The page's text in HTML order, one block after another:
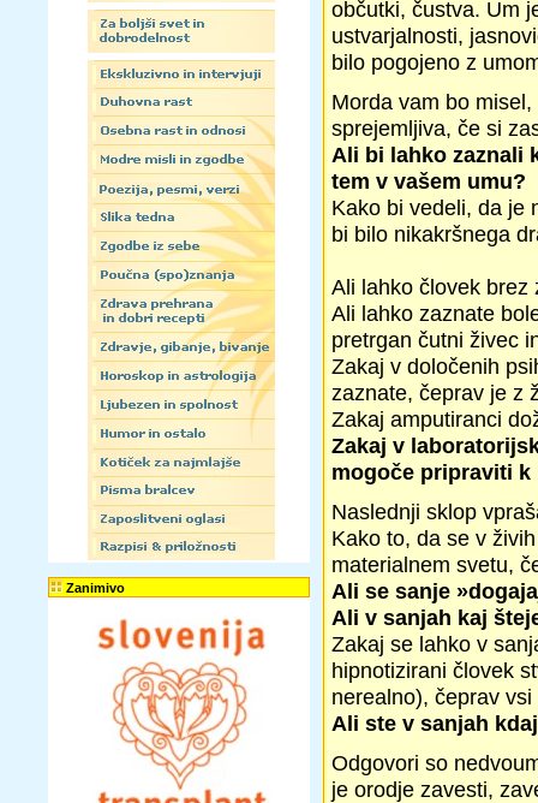
Zanimivo
občutki, čustva. Um
ustvarjalnosti,
bilo pogojeno z
Morda vam bo
sprejemljiva, če si
Ali bi lahko zaznali
tem v vašem umu?
Kako bi vedeli, da je
bi bilo nikakršnega
Ali lahko človek
Ali lahko zaznate
pretrgan čutni živec
Zakaj v določenih
zaznate, čeprav je z
Zakaj amputiranci
Zakaj v
mogoče pripraviti
Naslednji sklop
Kako to, da se v
materialnem svetu,
Ali se sanje
Ali v sanjah kaj
Zakaj se lahko v
hipnotizirani človek
nerealno), čeprav
Ali ste v sanjah
Odgovori so
je orodje zavesti,